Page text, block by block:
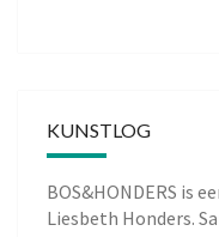
KUNSTLOG
BOS&HONDERS is
Liesbeth Honders.